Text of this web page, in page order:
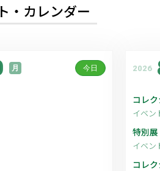
・カレンダー
月 今日 2026
コレ
イベン
特別
イベン
コレ